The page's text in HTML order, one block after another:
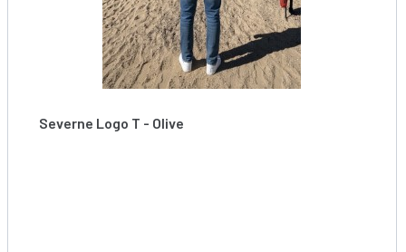
Severne Logo T - Olive